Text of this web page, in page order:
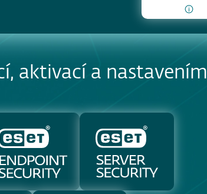
aktivací a nastavením